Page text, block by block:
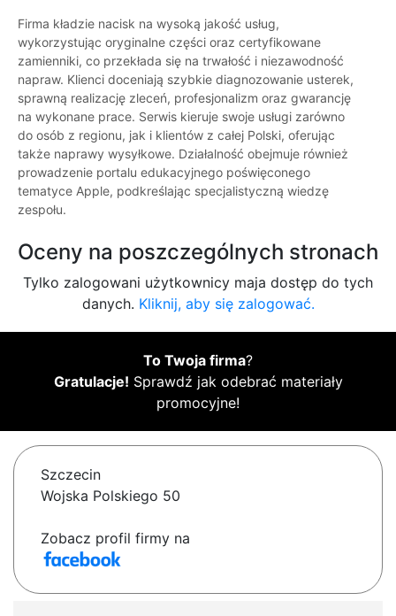
Firma kładzie nacisk na wysoką jakość usług,
wykorzystując oryginalne części oraz certyfikowane
zamienniki, co przekłada się na trwałość i niezawodność
napraw. Klienci doceniają szybkie diagnozowanie usterek,
sprawną realizację zleceń, profesjonalizm oraz gwarancję
na wykonane prace. Serwis kieruje swoje usługi zarówno
do osób z regionu, jak i klientów z całej Polski, oferując
także naprawy wysyłkowe. Działalność obejmuje również
prowadzenie portalu edukacyjnego poświęconego
tematyce Apple, podkreślając specjalistyczną wiedzę
zespołu.
Oceny na poszczególnych stronach
Tylko zalogowani użytkownicy maja dostęp do tych
danych. Kliknij, aby się zalogować.
To Twoja firma?
Gratulacje! Sprawdź jak odebrać materiały
promocyjne!
Szczecin
Wojska Polskiego 50
Zobacz profil firmy na